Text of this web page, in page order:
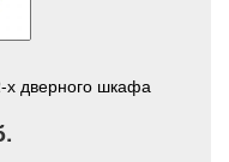
х дверного шкафа